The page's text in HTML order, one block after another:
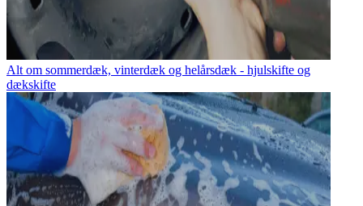
Alt om sommerdæk, vinterdæk og helårsdæk - hjulskifte og
dækskifte